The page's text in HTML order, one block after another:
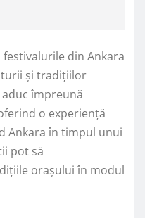
din Ankara
și tradițiilor
împreună
o experiență
Ankara în timpul unui
pot să
orașului în modul